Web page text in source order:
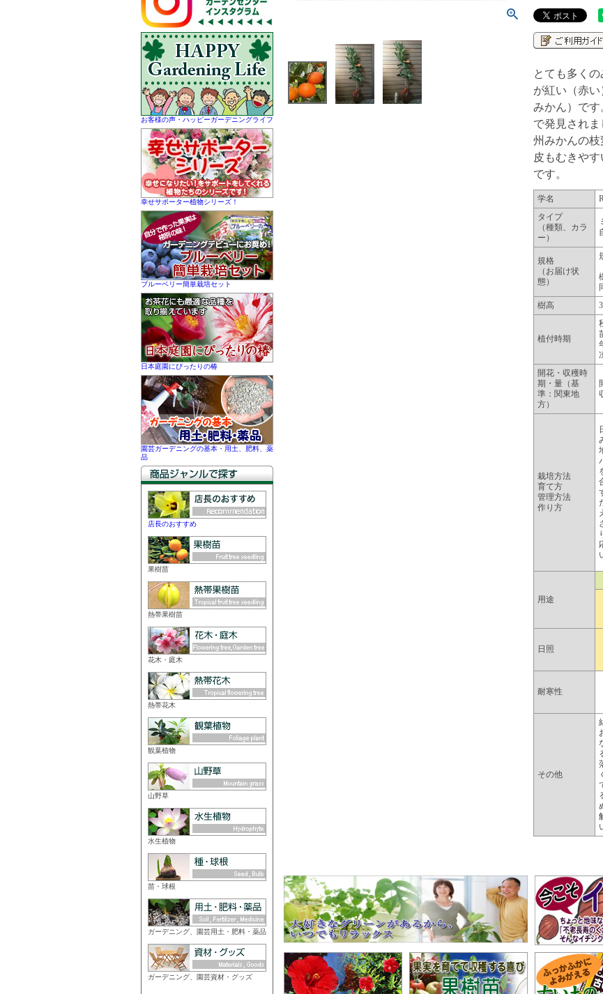
お客様の声・ハッピーガーデニングライフ
幸せサポーター植物シリーズ！
ブルーベリー簡単栽培セット
日本庭園にぴったりの椿
園芸ガーデニングの基本・用土、肥料、薬
品
店長のおすすめ
果樹苗
熱帯果樹苗
花木・庭木
熱帯花木
観葉植物
山野草
水生植物
苗・球根
ガーデニング、園芸用土・肥料・薬品
ガーデニング、園芸資材・グッズ
とても多く
が紅い（赤
みかん）で
で発見され
州みかんの枝
皮もむきや
です。
学名
タイプ
（種類、カラ
ー）
規格
（お届け状
態）
樹高
植付時期
開花・収穫時
期・量（基
準：関東地
方）
栽培方法
育て方
管理方法
作り方
用途
日照
耐寒性
その他